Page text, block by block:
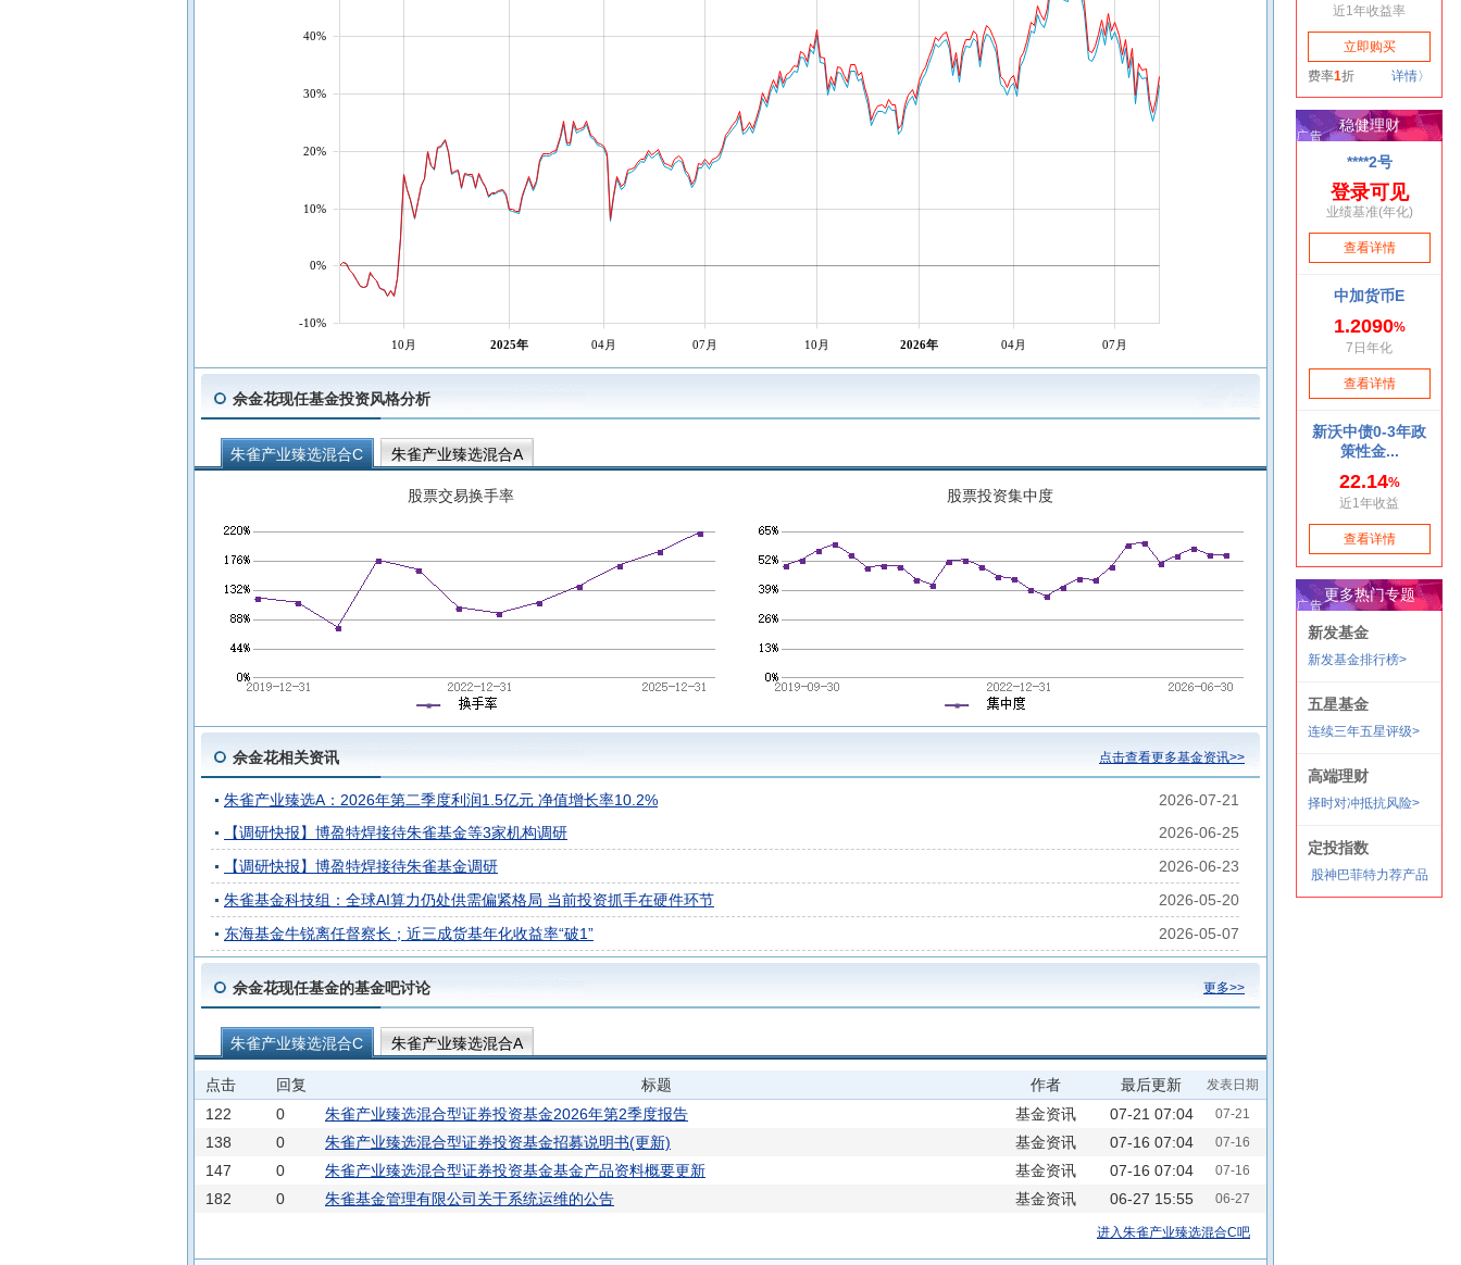
10月 2025年 04月 07月 10月 2026年 04月 07月
-10%
0%
10%
20%
30%
40%
佘金花现任基金投资风格分析
朱雀产业臻选混合C 朱雀产业臻选混合A
股票交易换手率 股票投资集中度
佘金花相关资讯 点击查看更多基金资讯>>
朱雀产业臻选A：2026年第二季度利润1.5亿元 净值增长率10.2%
2026-07-21
【调研快报】博盈特焊接待朱雀基金等3家机构调研
2026-06-25
【调研快报】博盈特焊接待朱雀基金调研
2026-06-23
朱雀基金科技组：全球AI算力仍处供需偏紧格局 当前投资抓手在硬件环节
2026-05-20
东海基金牛锐离任督察长；近三成货基年化收益率“破1”
2026-05-07
佘金花现任基金的基金吧讨论 更多>>
朱雀产业臻选混合C 朱雀产业臻选混合A
点击 回复 标题 作者 最后更新 发表日期
122 0 朱雀产业臻选混合型证券投资基金2026年第2季度报告 基金资讯 07-21 07:04 07-21
138 0 朱雀产业臻选混合型证券投资基金招募说明书(更新) 基金资讯 07-16 07:04 07-16
147 0 朱雀产业臻选混合型证券投资基金基金产品资料概要更新 基金资讯 07-16 07:04 07-16
182 0 朱雀基金管理有限公司关于系统运维的公告 基金资讯 06-27 15:55 06-27
进入朱雀产业臻选混合C吧